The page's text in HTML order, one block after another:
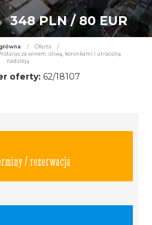
348 PLN / 80 EUR
/ Oferta
/
za winem, oliwą, koronkami i utraconą
nadzieją
oferty:62/18107
/ rezerwacja